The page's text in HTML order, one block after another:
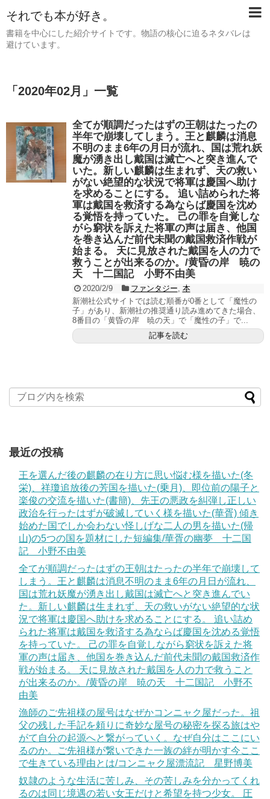
それでも本が好き。
書籍を中心にした紹介サイトです。物語の核心に迫るネタバレは
避けています。
「 2020年02月 」 一覧
全てが順調だったはずの王朝はたったの
半年で崩壊してしまう。王と麒麟は消息
不明のまま6年の月日が流れ、国は荒れ妖
魔が湧き出し戴国は滅亡へと突き進んで
いた。新しい麒麟は生まれず、天の救い
がない絶望的な状況で将軍は慶国へ助け
を求めることにする。 追い詰められた将
軍は戴国を救済する為ならば慶国を沈め
る覚悟を持っていた。 己の罪を自覚しな
がら窮状を訴えた将軍の声は届き、他国
を巻き込んだ前代未聞の戴国救済作戦が
始まる。 天に見放された戴国を人の力で
救うことが出来るのか。/黄昏の岸 暁の
天 十二国記 小野不由美
2020/2/9 ファンタジー 本
新潮社公式サイトでは読む順番が0番として「魔性の
子」があり、新潮社の推奨通り読み進めてきた場合、
8番目の「黄昏の岸 暁の天」で「魔性の子」で...
記事を読む
最近の投稿
王を選んだ後の麒麟の在り方に思い悩む様を描いた(冬
栄)、祥瓊追放後の芳国を描いた(乗月)、即位前の陽子と
楽俊の交流を描いた(書簡)、先王の悪政を糾弾し正しい
政治を行ったはずが破滅していく様を描いた(華胥) 傾き
始めた国でしか会わない怪しげな二人の男を描いた(帰
山)の5つの国を題材にした短編集/華胥の幽夢 十二国
記 小野不由美
全てが順調だったはずの王朝はたったの半年で崩壊して
しまう。王と麒麟は消息不明のまま6年の月日が流れ、
国は荒れ妖魔が湧き出し戴国は滅亡へと突き進んでい
た。新しい麒麟は生まれず、天の救いがない絶望的な状
況で将軍は慶国へ助けを求めることにする。 追い詰め
られた将軍は戴国を救済する為ならば慶国を沈める覚悟
を持っていた。 己の罪を自覚しながら窮状を訴えた将
軍の声は届き、他国を巻き込んだ前代未聞の戴国救済作
戦が始まる。 天に見放された戴国を人の力で救うこと
が出来るのか。/黄昏の岸 暁の天 十二国記 小野不
由美
漁師のご先祖様の屋号はなぜかコンニャク屋だった。祖
父の残した手記を頼りに奇妙な屋号の秘密を探る旅はや
がて自分の起源へと繋がっていく。なぜ自分はここにい
るのか。ご先祖様が繋いできた一族の絆が明かす今ここ
で生きている理由とは/コンニャク屋漂流記 星野博美
奴隷のような生活に苦しみ、その苦しみを分かってくれ
るのは同じ境遇の若い女王だけと希望を持つ少女。 圧